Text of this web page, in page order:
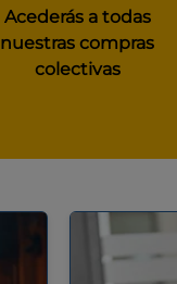
Acederás a todas
nuestras compras
colectivas